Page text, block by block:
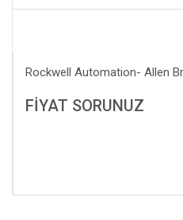
Rockwell Automation- Allen
FİYAT SORUNUZ